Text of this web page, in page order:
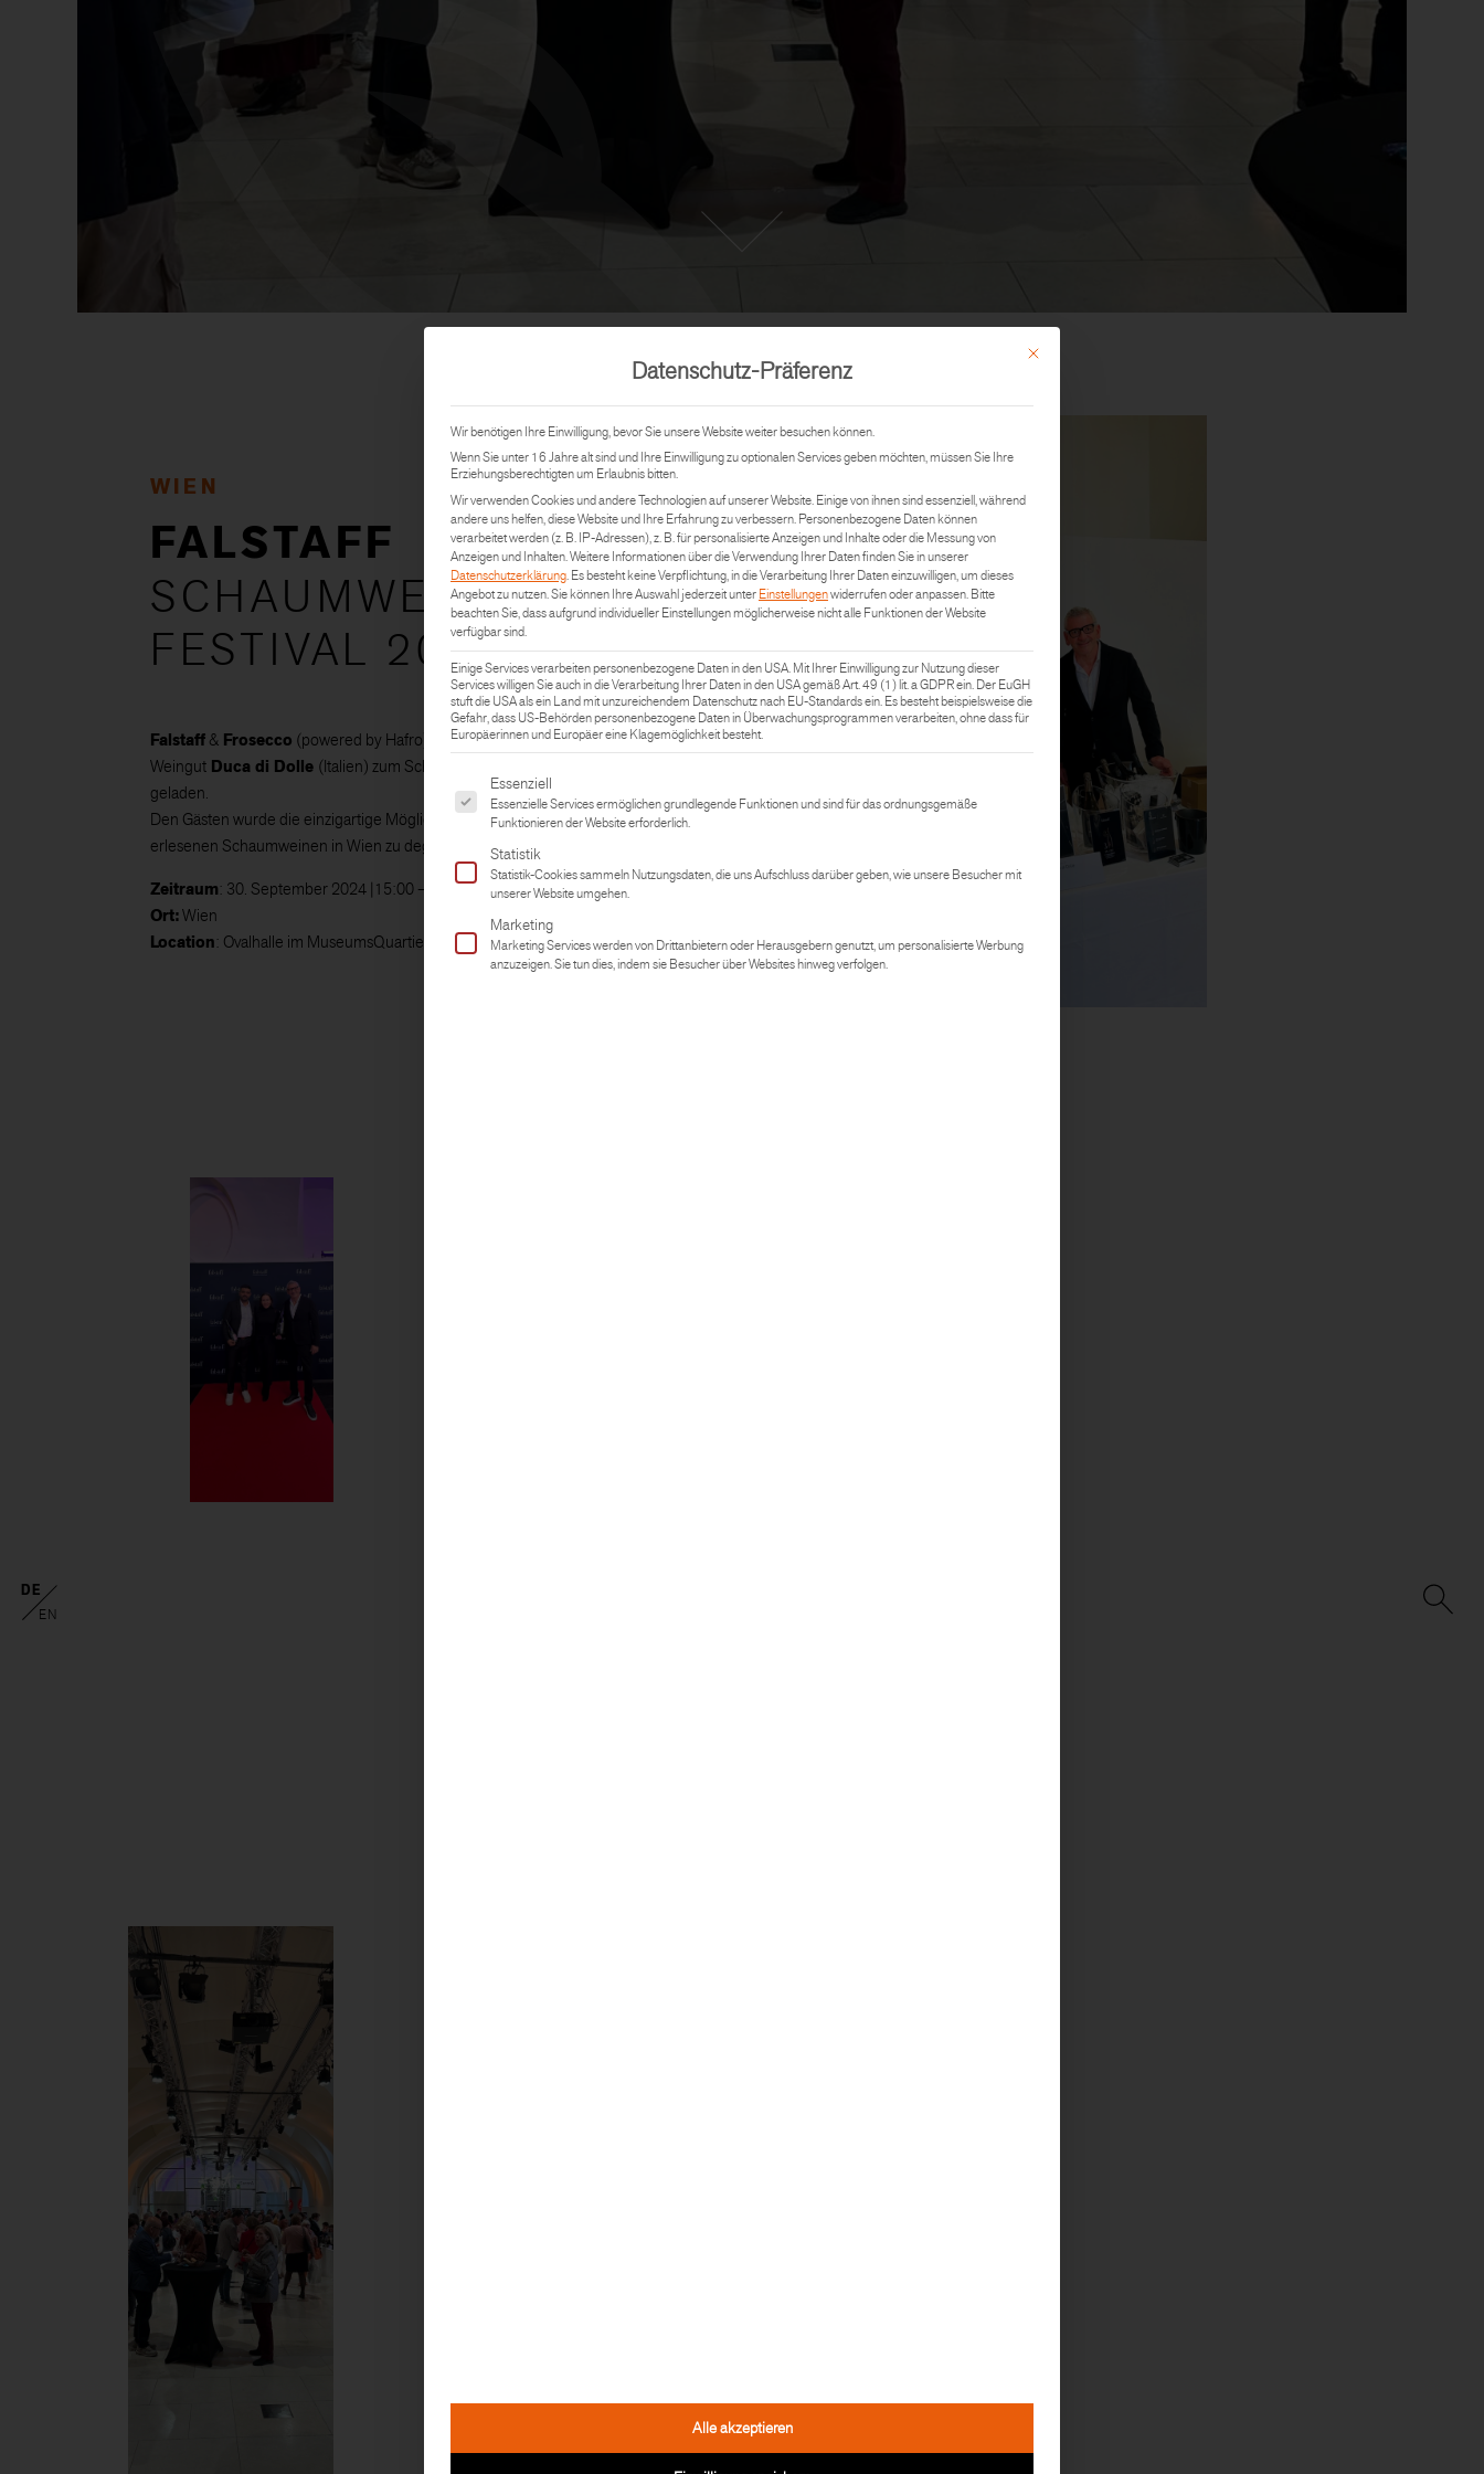
DE
EN
WIEN
FALSTAFF
SCHAUMWEIN
FESTIVAL 2024
Falstaff&Frosecco (powered by Hafro) hat in Kooperation mit dem
Weingut Duca di Dolle (Italien) zum Schaumwein-Tasting der Extraklasse
geladen.
Den Gästen wurde die einzigartige Möglichkeit geboten, eine Vielzahl an
erlesenen Schaumweinen in Wien zu degustieren!
Zeitraum: 30. September 2024 |15:00 – 20:00 Uhr
Ort:Wien
Location: Ovalhalle im MuseumsQuartier
Mit diesem Button wird der Dialog geschlossen. Seine Funktionalität ist identisch mit der
Datenschutz-Präferenz
Wir benötigen Ihre Einwilligung, bevor Sie unsere Website weiter besuchen können.
Wenn Sie unter 16 Jahre alt sind und Ihre Einwilligung zu optionalen Services geben möchten, müssen Sie Ihre
Erziehungsberechtigten um Erlaubnis bitten.
Wir verwenden Cookies und andere Technologien auf unserer Website. Einige von ihnen sind essenziell, während
andere uns helfen, diese Website und Ihre Erfahrung zu verbessern.Personenbezogene Daten können
verarbeitet werden (z. B. IP-Adressen), z. B. für personalisierte Anzeigen und Inhalte oder die Messung von
Anzeigen und Inhalten.Weitere Informationen über die Verwendung Ihrer Daten finden Sie in unserer
Datenschutzerklärung.Es besteht keine Verpflichtung, in die Verarbeitung Ihrer Daten einzuwilligen, um dieses
Angebot zu nutzen.Sie können Ihre Auswahl jederzeit unterEinstellungenwiderrufen oder anpassen.Bitte
beachten Sie, dass aufgrund individueller Einstellungen möglicherweise nicht alle Funktionen der Website
verfügbar sind.
Einige Services verarbeiten personenbezogene Daten in den USA. Mit Ihrer Einwilligung zur Nutzung dieser
Services willigen Sie auch in die Verarbeitung Ihrer Daten in den USA gemäß Art. 49 (1) lit. a GDPR ein. Der EuGH
stuft die USA als ein Land mit unzureichendem Datenschutz nach EU-Standards ein. Es besteht beispielsweise die
Gefahr, dass US-Behörden personenbezogene Daten in Überwachungsprogrammen verarbeiten, ohne dass für
Europäerinnen und Europäer eine Klagemöglichkeit besteht.
Es folgt eine Liste der Service-Gruppen, für die eine Einwilligung erteilt werden kann. Die erste Service-Gruppe ist essenziell und kann nicht abgewählt
Essenziell
Essenzielle Services ermöglichen grundlegende Funktionen und sind für das ordnungsgemäße
Funktionieren der Website erforderlich.
Statistik
Statistik-Cookies sammeln Nutzungsdaten, die uns Aufschluss darüber geben, wie unsere Besucher mit
unserer Website umgehen.
Marketing
Marketing Services werden von Drittanbietern oder Herausgebern genutzt, um personalisierte Werbung
anzuzeigen. Sie tun dies, indem sie Besucher über Websites hinweg verfolgen.
Alle akzeptieren